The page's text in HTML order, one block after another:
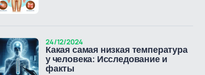
Какая самая низкая температура
у человека: Исследование и
факты
24/12/2024